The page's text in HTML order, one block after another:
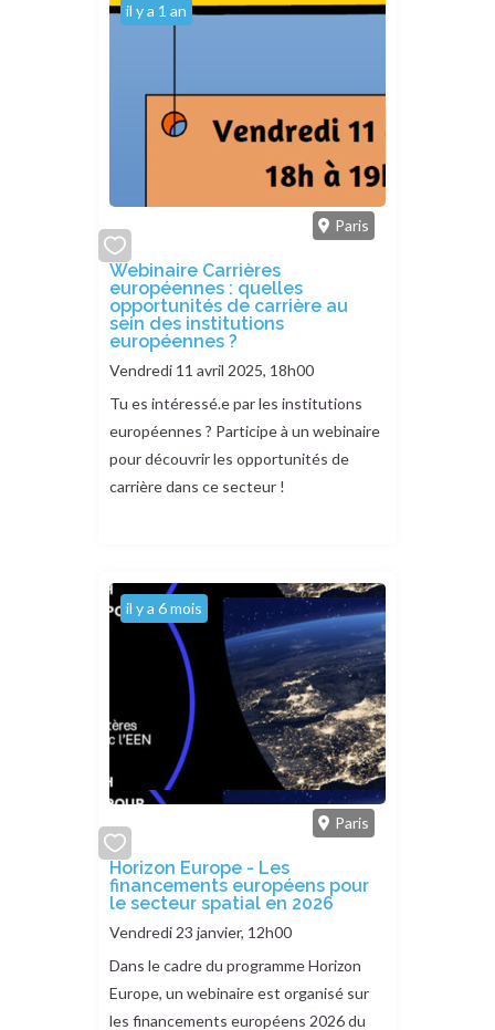
il y a 1 an
Paris
add
or
remove
Webinaire Carrières
européennes : quelles
opportunités de carrière au
sein des institutions
européennes ?
Vendredi 11 avril 2025, 18h00
Tu es intéressé.e par les institutions
européennes ? Participe à un webinaire
pour découvrir les opportunités de
carrière dans ce secteur !
il y a 6 mois
Paris
add
or
remove
Horizon Europe - Les
financements européens pour
le secteur spatial en 2026
Vendredi 23 janvier, 12h00
Dans le cadre du programme Horizon
Europe, un webinaire est organisé sur
les financements européens 2026 du